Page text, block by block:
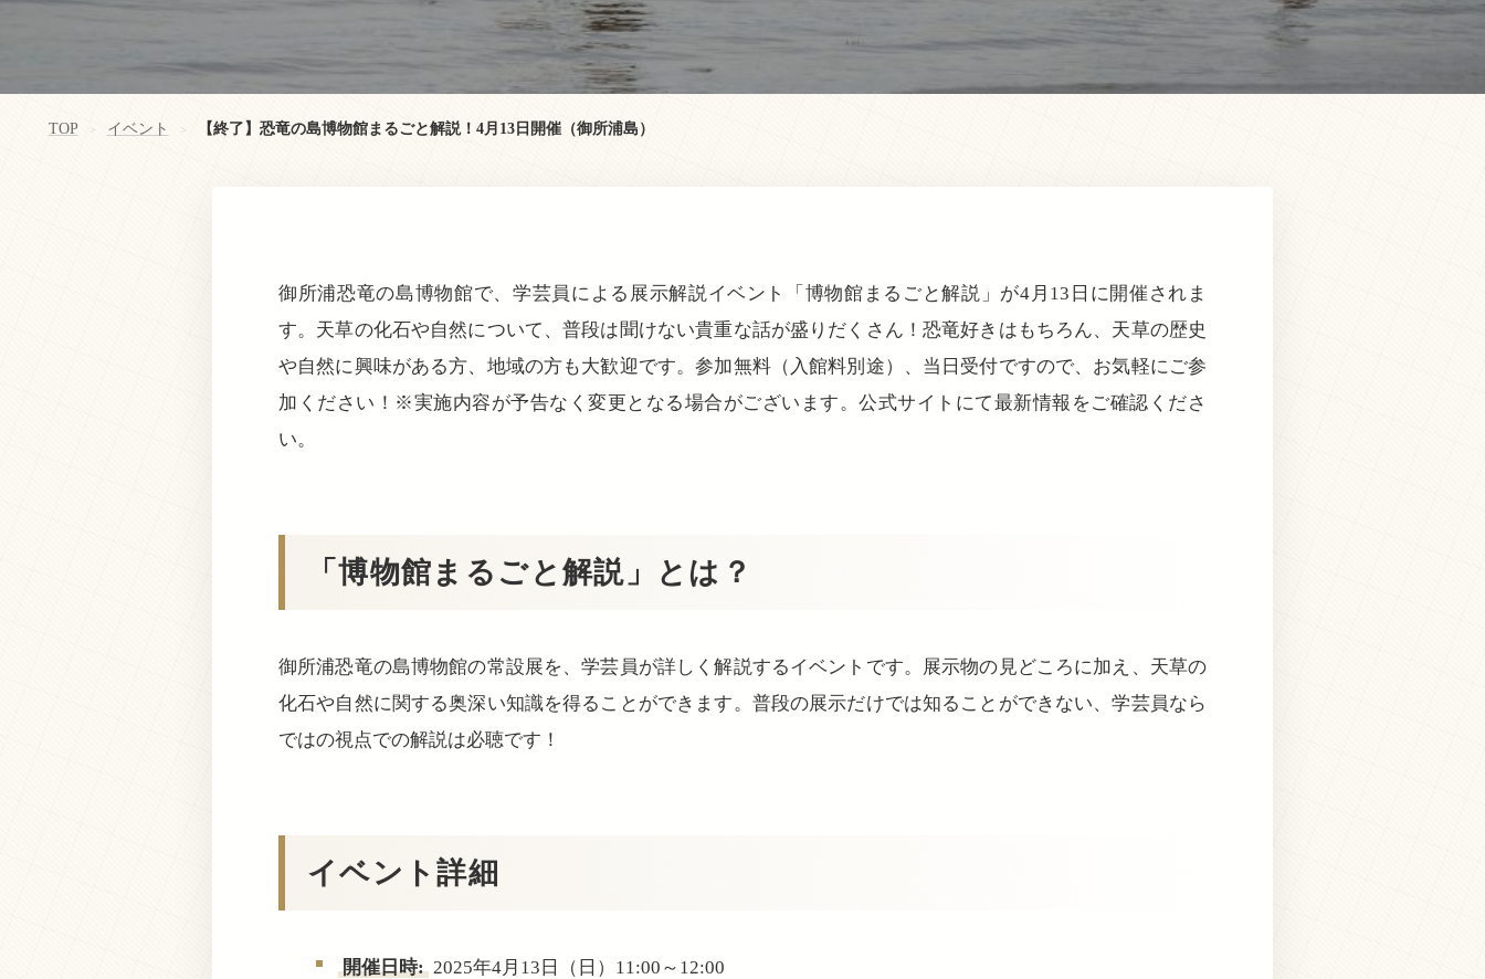
TOP > イベント > 【終了】恐竜の島博物館まるごと解説！4月13日開催（御所浦島）
御所浦恐竜の島博物館で、学芸員による展示解説イベント「博物館まるごと解説」が4月13日に開催されま
す。天草の化石や自然について、普段は聞けない貴重な話が盛りだくさん！恐竜好きはもちろん、天草の歴史
や自然に興味がある方、地域の方も大歓迎です。参加無料（入館料別途）、当日受付ですので、お気軽にご参
加ください！※実施内容が予告なく変更となる場合がございます。公式サイトにて最新情報をご確認くださ
い。
「博物館まるごと解説」とは？
御所浦恐竜の島博物館の常設展を、学芸員が詳しく解説するイベントです。展示物の見どころに加え、天草の
化石や自然に関する奥深い知識を得ることができます。普段の展示だけでは知ることができない、学芸員なら
ではの視点での解説は必聴です！
イベント詳細
開催日時: 2025年4月13日（日）11:00～12:00